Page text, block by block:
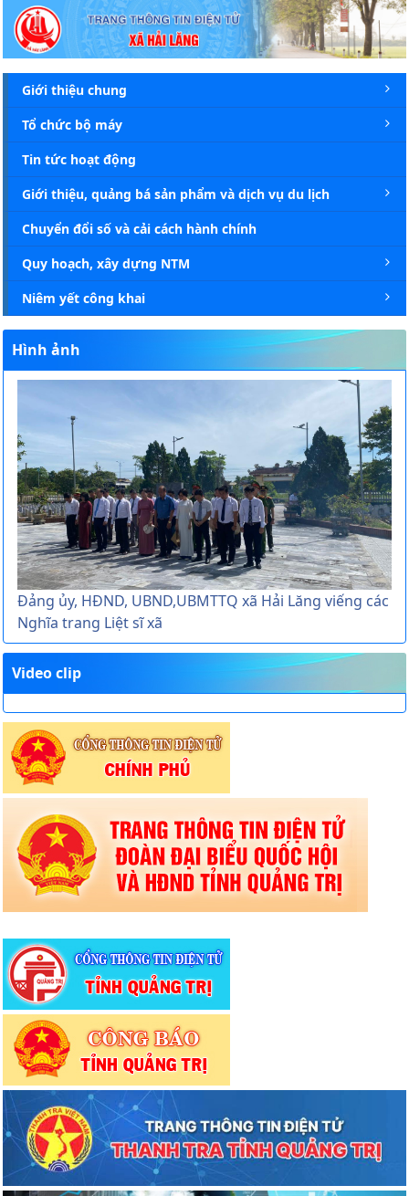
Chi tiết tin - Xã Hải Lăng
Giới thiệu chung
Tổ chức bộ máy
Tin tức hoạt động
Giới thiệu, quảng bá sản phẩm và dịch vụ du lịch
Chuyển đổi số và cải cách hành chính
Quy hoạch, xây dựng NTM
Niêm yết công khai
Hình ảnh
Đảng ủy, HĐND, UBND,UBMTTQ xã Hải Lăng viếng các
Nghĩa trang Liệt sĩ xã
Video clip